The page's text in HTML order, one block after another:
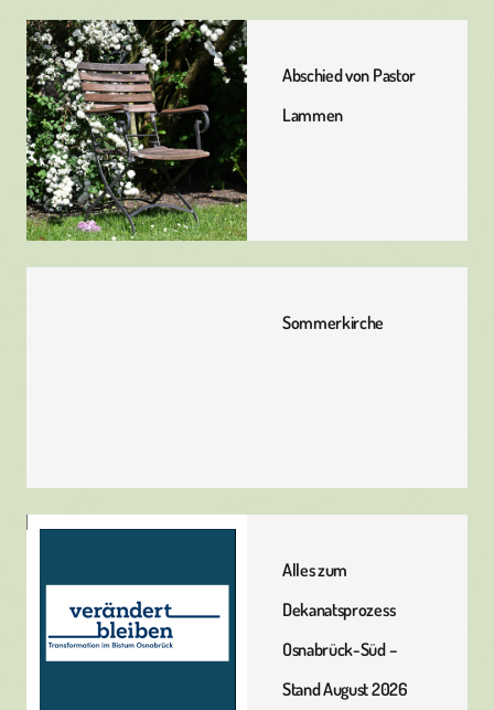
Abschied von Pastor
Lammen
Sommerkirche
Alles zum
Dekanatsprozess
Osnabrück-Süd –
Stand August 2026